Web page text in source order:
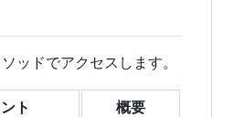
ッドでアクセスします。
ト 概要